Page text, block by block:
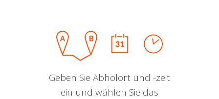
Geben Sie Abholort und -zeit
ein und wählen Sie das